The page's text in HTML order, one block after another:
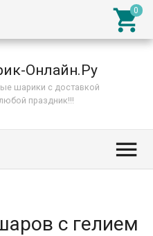

Онлайн.Ру
шарики с доставкой
праздник!!!

с гелием